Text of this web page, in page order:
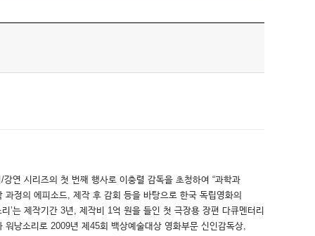
연 시리즈의 첫 번째 행사로 이충렬 감독을 초청하여 “과학과
정의 에피소드, 제작 후 감회 등을 바탕으로 한국 독립영화의
’는 제작기간 3년, 제작비 1억 원을 들인 첫 극장용 장편 다큐멘터리
낭소리로 2009년 제45회 백상예술대상 영화부문 신인감독상,